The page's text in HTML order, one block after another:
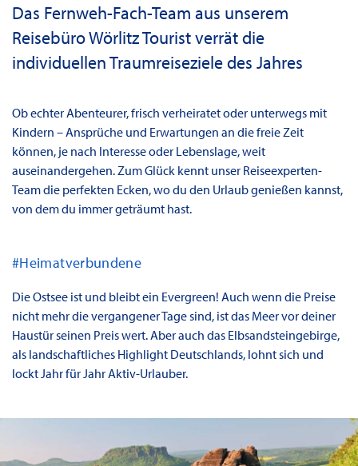
Das Fernweh-Fach-Team aus unserem
Reisebüro Wörlitz Tourist verrät die
individuellen Traumreiseziele des Jahres
Ob echter Abenteurer, frisch verheiratet oder unterwegs mit
Kindern – Ansprüche und Erwartungen an die freie Zeit
können, je nach Interesse oder Lebenslage, weit
auseinandergehen. Zum Glück kennt unser Reiseexperten-
Team die perfekten Ecken, wo du den Urlaub genießen kannst,
von dem du immer geträumt hast.
#Heimatverbundene
Die Ostsee ist und bleibt ein Evergreen! Auch wenn die Preise
nicht mehr die vergangener Tage sind, ist das Meer vor deiner
Haustür seinen Preis wert. Aber auch das Elbsandsteingebirge,
als landschaftliches Highlight Deutschlands, lohnt sich und
lockt Jahr für Jahr Aktiv-Urlauber.